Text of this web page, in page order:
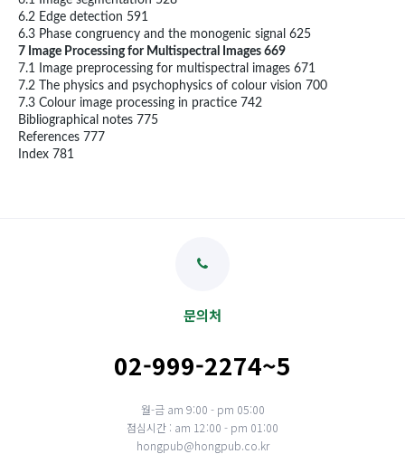
6.2 Edge detection 591
6.3 Phase congruency and the monogenic signal 625
7 Image Processing for Multispectral Images 669
7.1 Image preprocessing for multispectral images 671
7.2 The physics and psychophysics of colour vision 700
7.3 Colour image processing in practice 742
Bibliographical notes 775
References 777
Index 781
문의처
02-999-2274~5
월-금 am 9:00 - pm 05:00
점심시간 : am 12:00 - pm 01:00
hongpub@hongpub.co.kr